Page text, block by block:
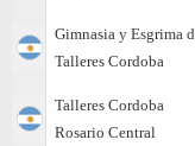
Gimnasia y Esgrima
Talleres Cordoba
Talleres Cordoba
Rosario Central